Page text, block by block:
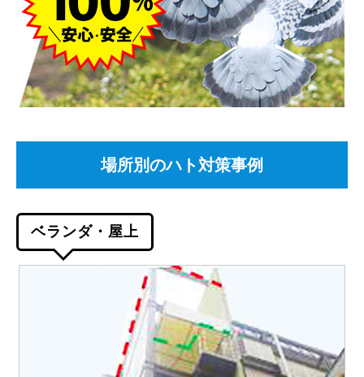
場所別のハト対策事例
ベランダ・屋上